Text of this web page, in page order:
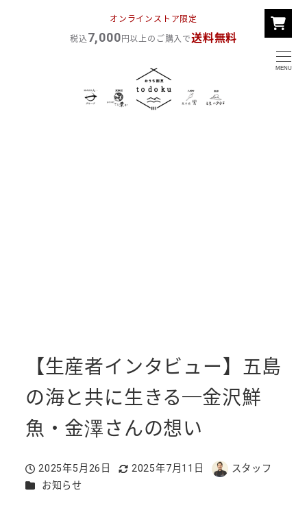
オンラインストア限定
税込 7,000 円以上のご購入で送料無料
MENU
【生産者インタビュー】五島
の海と共に生きる─金沢鮮
魚・金澤さんの想い
投稿日
2025年5月26日
更新日
2025年7月11日
著
スタッフ
カテゴリー
お知らせ